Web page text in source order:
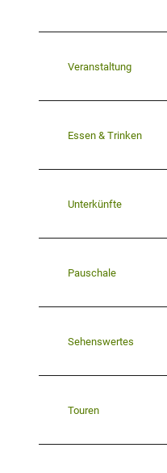
Veranstaltung
Essen & Trinken
Unterkünfte
Pauschale
Sehenswertes
Touren